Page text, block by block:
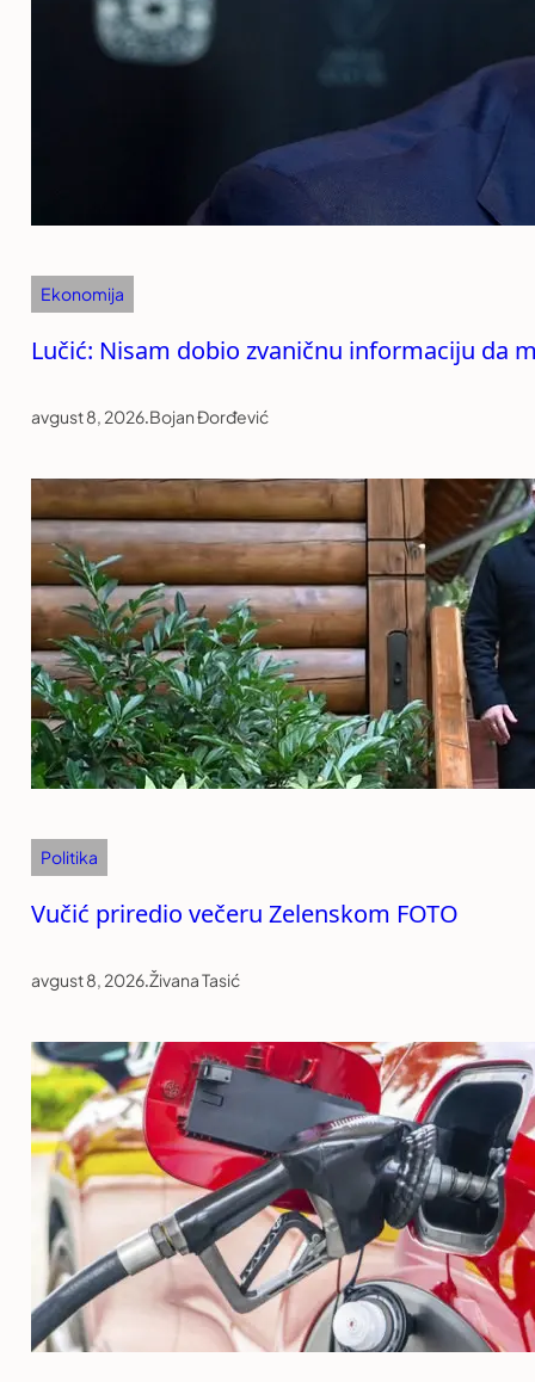
Ekonomija
Lučić: Nisam dobio zvaničnu informaciju da
avgust 8, 2026.Bojan Đorđević
Politika
Vučić priredio večeru Zelenskom FOTO
avgust 8, 2026.Živana Tasić